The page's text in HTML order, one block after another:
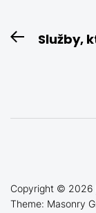
Navigace
pro
PreviousSlužby,
Copyright © 2026
Theme: Masonry